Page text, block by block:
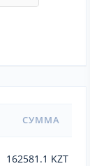
СУММА
162581.1 KZT